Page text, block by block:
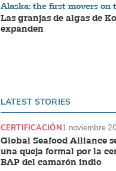
Alaska: the first movers on
Las granjas de algas de
expanden
LATEST STORIES
Global Seafood Alliance
una queja formal por la
BAP del camarón indio
CERTIFICACIÓN1 noviembre